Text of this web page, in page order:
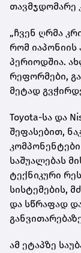
თავმჯდომარე
„ჩვენ ღრმა
რომ
პერიოდშია.
რეფორმები,
მეტად
Toyota-სა და
შეფასებით,
საშუალებას
ტექნიკური
სისტემების,
და სწრაფად
ამ ეტაპზე